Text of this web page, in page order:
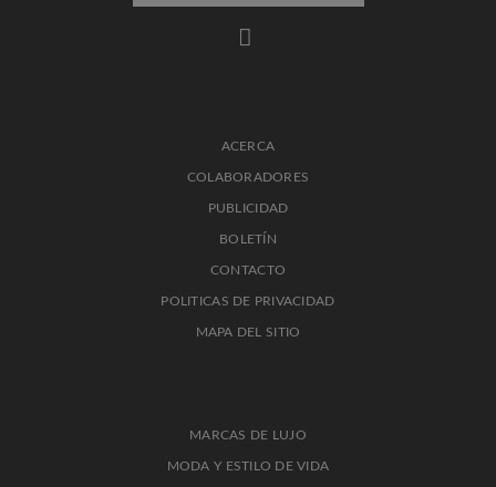
ACERCA
COLABORADORES
PUBLICIDAD
BOLETÍN
CONTACTO
POLITICAS DE PRIVACIDAD
MAPA DEL SITIO
MARCAS DE LUJO
MODA Y ESTILO DE VIDA